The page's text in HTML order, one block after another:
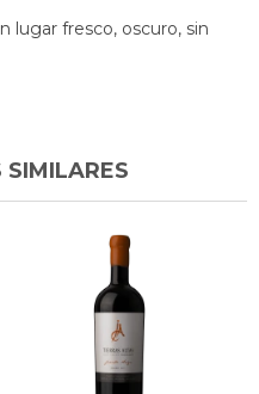
lugar fresco, oscuro, sin